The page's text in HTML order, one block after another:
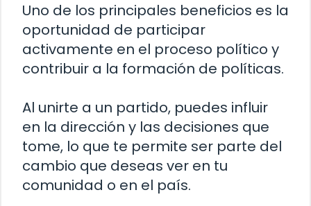
Uno de los principales beneficios es la
oportunidad de participar
activamente en el proceso político y
contribuir a la formación de políticas.
Al unirte a un partido, puedes influir
en la dirección y las decisiones que
tome, lo que te permite ser parte del
cambio que deseas ver en tu
comunidad o en el país.